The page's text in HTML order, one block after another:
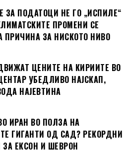
ЗА ПОДАТОЦИ НЕ ГО „ИСПИЛЕ“
ПРОМЕНИ СЕ
ПРИЧИНА ЗА НИСКОТО НИВО
ЦЕНИТЕ НА КИРИИТЕ ВО
УБЕДЛИВО НАЈСКАП,
НАЈЕВТИНА
ИРАН ВО ПОЛЗА НА
ГИГАНТИ ОД САД? РЕКОРДНИ
ЕКСОН И ШЕВРОН